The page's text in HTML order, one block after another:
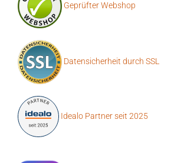
Geprüfter Webshop
Datensicherheit durch SSL
Idealo Partner seit 2025